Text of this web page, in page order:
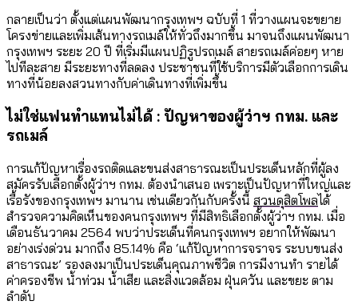
กลายเป็นว่า ตั้งแต่แผนพัฒนากรุงเทพฯ ฉบับที่ 1 ที่วางแผนจะขยาย
โครงข่ายและเพิ่มเส้นทางรถเมล์ให้ทั่วถึงมากขึ้น มาจนถึงแผนพัฒนา
กรุงเทพฯ ระยะ 20 ปี ที่เริ่มมีแผนปฏิรูปรถเมล์ สายรถเมล์ค่อยๆ หาย
ไปทีละสาย มีระยะทางที่ลดลง ประชาชนที่ใช้บริการมีตัวเลือกการเดิน
ทางที่น้อยลงสวนทางกับค่าเดินทางที่เพิ่มขึ้น
ไม่ใช่แฟนทำแทนไม่ได้ : ปัญหาของผู้ว่าฯ กทม. และ
รถเมล์
การแก้ปัญหาเรื่องรถติดและขนส่งสาธารณะเป็นประเด็นหลักที่ผู้ลง
สมัครรับเลือกตั้งผู้ว่าฯ กทม. ต้องนำเสนอ เพราะเป็นปัญหาที่ใหญ่และ
เรื้อรังของกรุงเทพฯ มานาน เช่นเดียวกันกับครั้งนี้ สวนดุสิตโพลได้
สำรวจความคิดเห็นของคนกรุงเทพฯ ที่มีสิทธิเลือกตั้งผู้ว่าฯ กทม. เมื่อ
เดือนธันวาคม 2564 พบว่าประเด็นที่คนกรุงเทพฯ อยากให้พัฒนา
อย่างเร่งด่วน มากถึง 85.14% คือ ‘แก้ปัญหาการจราจร ระบบขนส่ง
สาธารณะ’ รองลงมาเป็นประเด็นคุณภาพชีวิต การมีงานทำ รายได้
ค่าครองชีพ น้ำท่วม น้ำเสีย และสิ่งแวดล้อม ฝุ่นควัน และขยะ ตาม
ลำดับ